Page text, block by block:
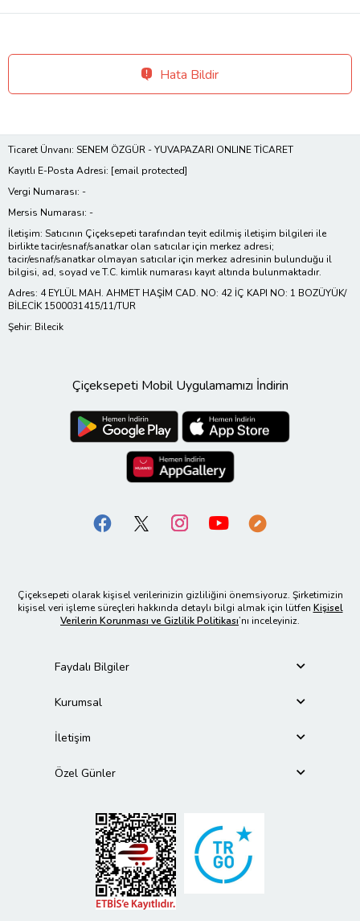
Hata Bildir
Ticaret Ünvanı: SENEM ÖZGÜR - YUVAPAZARI ONLINE TİCARET
Kayıtlı E-Posta Adresi: [email protected]
Vergi Numarası: -
Mersis Numarası: -
İletişim: Satıcının Çiçeksepeti tarafından teyit edilmiş iletişim bilgileri ile
birlikte tacir/esnaf/sanatkar olan satıcılar için merkez adresi;
tacir/esnaf/sanatkar olmayan satıcılar için merkez adresinin bulunduğu il
bilgisi, ad, soyad ve T.C. kimlik numarası kayıt altında bulunmaktadır.
Adres: 4 EYLÜL MAH. AHMET HAŞİM CAD. NO: 42 İÇ KAPI NO: 1 BOZÜYÜK/
BİLECİK 1500031415/11/TUR
Şehir: Bilecik
Çiçeksepeti Mobil Uygulamamızı İndirin
Çiçeksepeti olarak kişisel verilerinizin gizliliğini önemsiyoruz. Şirketimizin
kişisel veri işleme süreçleri hakkında detaylı bilgi almak için lütfen Kişisel
Verilerin Korunması ve Gizlilik Politikası’nı inceleyiniz.
Faydalı Bilgiler
Kurumsal
İletişim
Özel Günler